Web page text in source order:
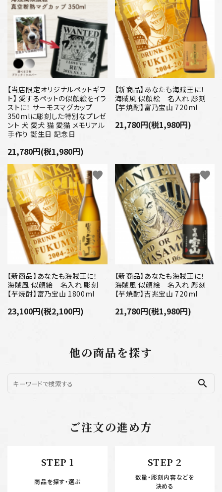
【当店限定オリジナルペットギフ
ト】 愛するペットの似顔絵をイラ
ストに！ サーモスマグカップ
350mlに彫刻した特別なプレゼ
ント 犬 愛犬 猫 愛猫 メモリアル
手作り 誕生日 記念日
21,780円(税1,980円)
【新商品】あなたも海賊王に！
海賊風 似顔絵 名入れ 彫刻
【芋焼酎】富乃宝山 720ml
21,780円(税1,980円)
【新商品】あなたも海賊王に！
海賊風 似顔絵 名入れ 彫刻
【芋焼酎】富乃宝山 1800ml
23,100円(税2,100円)
favorite
【新商品】あなたも海賊王に！
海賊風 似顔絵 名入れ 彫刻
【芋焼酎】吉兆宝山 720ml
21,780円(税1,980円)
favorite
他の商品を探す
search
ご注文の進め方
STEP 1
商品を探す・選ぶ
STEP 2
数量・彫刻内容などを
決める